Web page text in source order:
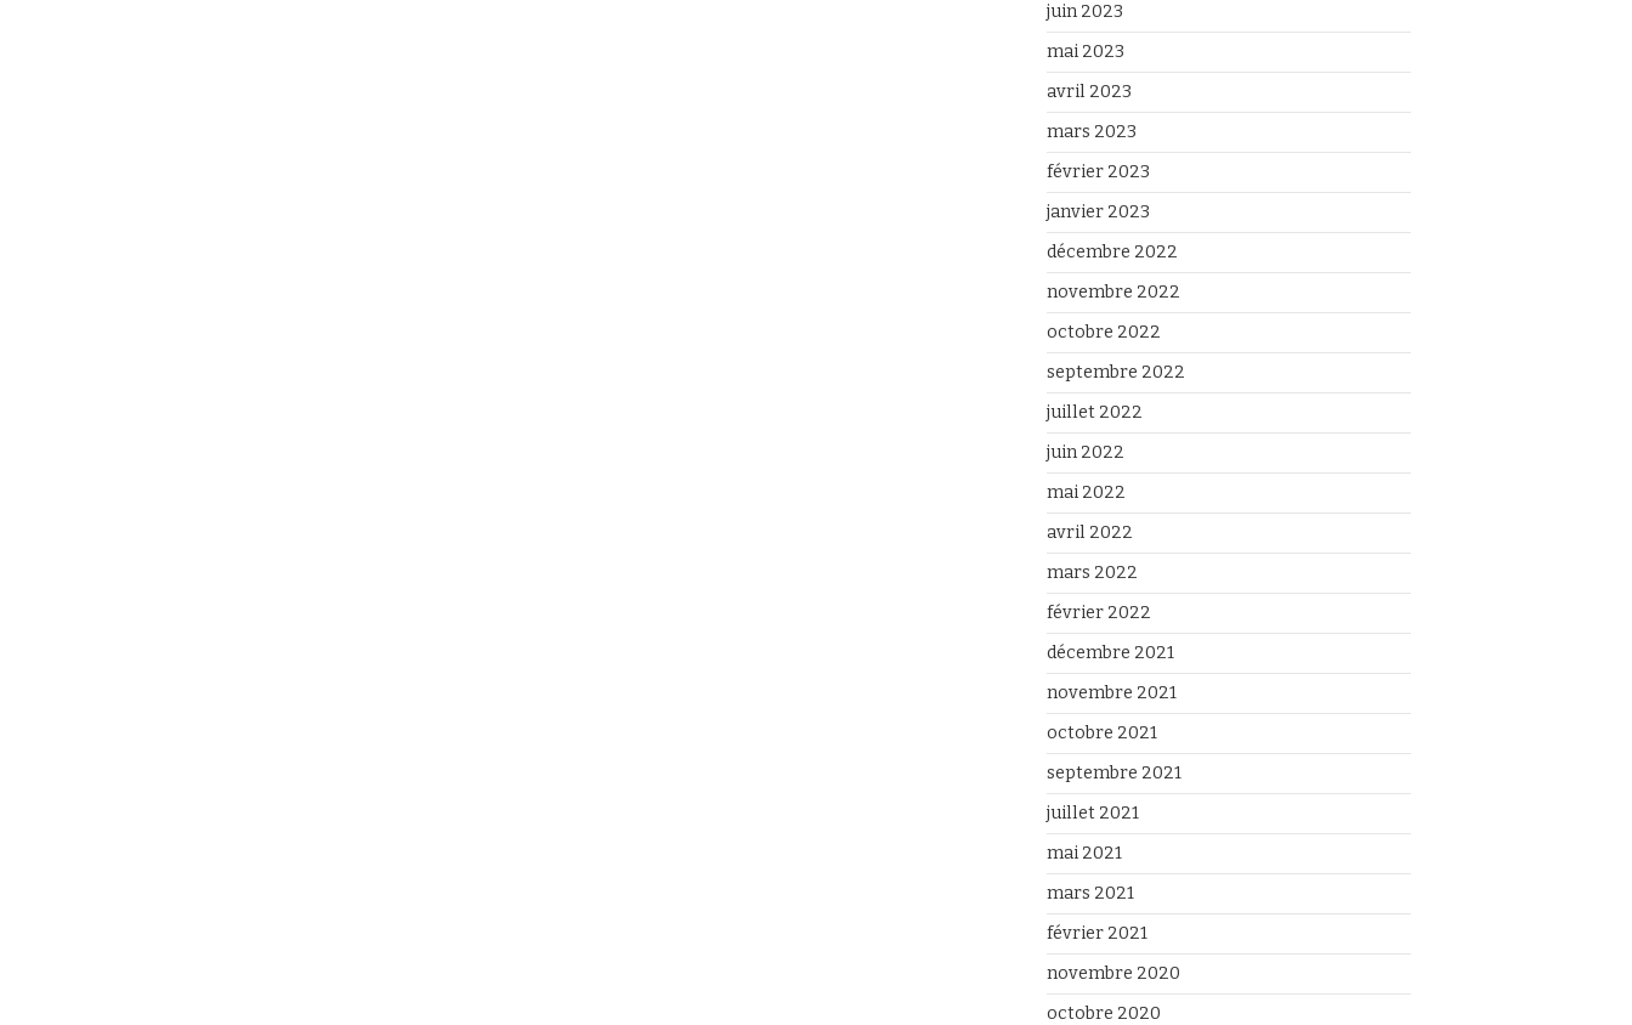
juin 2023
mai 2023
avril 2023
mars 2023
février 2023
janvier 2023
décembre 2022
novembre 2022
octobre 2022
septembre 2022
juillet 2022
juin 2022
mai 2022
avril 2022
mars 2022
février 2022
décembre 2021
novembre 2021
octobre 2021
septembre 2021
juillet 2021
mai 2021
mars 2021
février 2021
novembre 2020
octobre 2020